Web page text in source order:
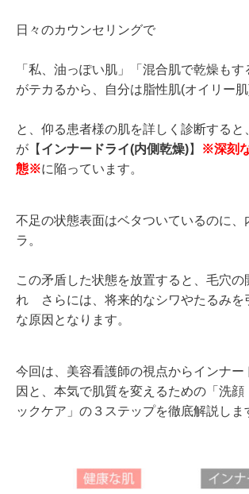
日々のカウンセリングで
「私、油っぽい肌」「混合肌で乾燥も
がテカるから、自分は脂性肌(オイリー肌)
と、仰る患者様の肌を詳しく診断すると
が【 インナードライ(内側乾燥)】
※深刻
態※に陥っています。
不足の状態表面はベタついているのに、
ラ。
この矛盾した状態を放置すると、毛穴
れ さらには、将来的なシワやたるみを
な原因となります。
今回は、美容看護師の視点からインナー
因と、本気で肌質を変えるための「洗
ックケア」の３ステップを徹底解説しま